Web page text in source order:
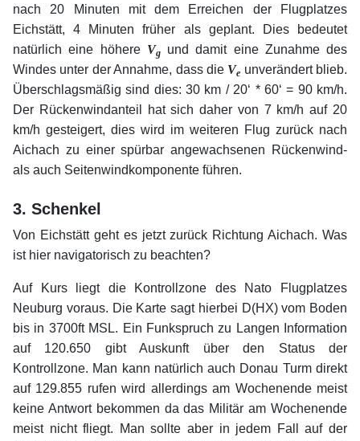
nach 20 Minuten mit dem Erreichen der Flugplatzes
Eichstätt, 4 Minuten früher als geplant. Dies bedeutet
natürlich eine höhere Vgund damit eine Zunahme des
Windes unter der Annahme, dass die Ve unverändert blieb.
Überschlagsmäßig sind dies: 30 km / 20‘ * 60‘ = 90 km/h.
Der Rückenwindanteil hat sich daher von 7 km/h auf 20
km/h gesteigert, dies wird im weiteren Flug zurück nach
Aichach zu einer spürbar angewachsenen Rückenwind-
als auch Seitenwindkomponente führen.
3. Schenkel
Von Eichstätt geht es jetzt zurück Richtung Aichach. Was
ist hier navigatorisch zu beachten?
Auf Kurs liegt die Kontrollzone des Nato Flugplatzes
Neuburg voraus. Die Karte sagt hierbei D(HX) vom Boden
bis in 3700ft MSL. Ein Funkspruch zu Langen Information
auf 120.650 gibt Auskunft über den Status der
Kontrollzone. Man kann natürlich auch Donau Turm direkt
auf 129.855 rufen wird allerdings am Wochenende meist
keine Antwort bekommen da das Militär am Wochenende
meist nicht fliegt. Man sollte aber in jedem Fall auf der